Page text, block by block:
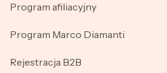
Program afiliacyjny
Program Marco Diamanti
Rejestracja B2B